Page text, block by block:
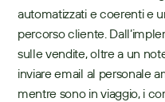
automatizzati e coerenti e
percorso cliente.
sulle vendite, oltre a un
inviare email al personale
mentre sono in viaggio, i